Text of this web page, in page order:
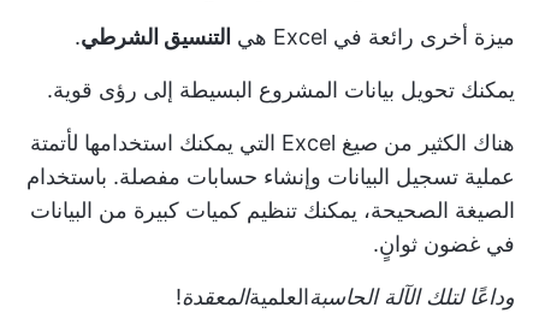
ميزة أخرى رائعة في Excel هي التنسيق الشرطي.
يمكنك تحويل بيانات المشروع البسيطة إلى رؤى قوية.
هناك الكثير من صيغ Excel التي يمكنك استخدامها لأتمتة
عملية تسجيل البيانات وإنشاء حسابات مفصلة. باستخدام
الصيغة الصحيحة، يمكنك تنظيم كميات كبيرة من البيانات
في غضون ثوانٍ.
وداعًا لتلك الآلة الحاسبةالعلميةالمعقدة!